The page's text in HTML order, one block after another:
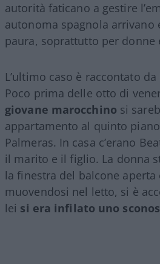
autorità faticano a gestire
autonoma spagnola arrivano
paura, soprattutto per donne
L’ultimo caso è raccontato da
Poco prima delle otto di
giovane marocchino si
appartamento al quinto
Palmeras. In casa c’erano
il marito e il figlio. La donna
la finestra del balcone aperta
muovendosi nel letto, si è
lei si era infilato uno